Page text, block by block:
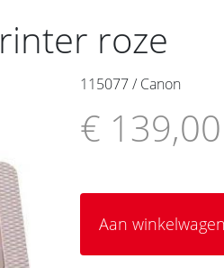
roze
115077 / Canon
€ 139,00
Aan